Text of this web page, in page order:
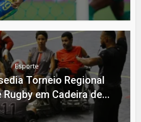
Esporte
Torneio Regional
em Cadeira de...